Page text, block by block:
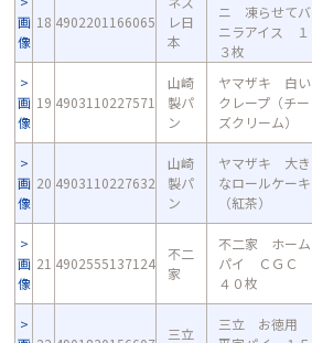
画
像
18 4902201166065
レ日
本
ニ 凍らせてバ
ニラアイス １
３枚
画
像
19 4903110227571
山崎
製パ
ン
ヤマザキ 白い
クレープ（チー
ズクリーム）
画
像
20 4903110227632
山崎
製パ
ン
ヤマザキ 大き
なロールケーキ
（紅茶）
画
像
21 4902555137124
不二
家
不二家 ホーム
パイ ＣＧＣ
４０枚
三立
三立 お徳用